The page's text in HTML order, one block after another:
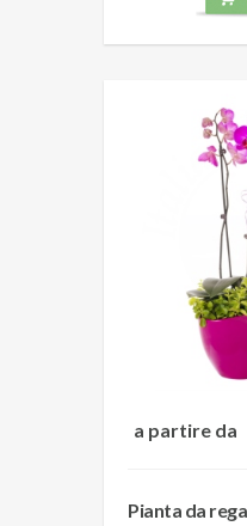
a partire da
Pianta da